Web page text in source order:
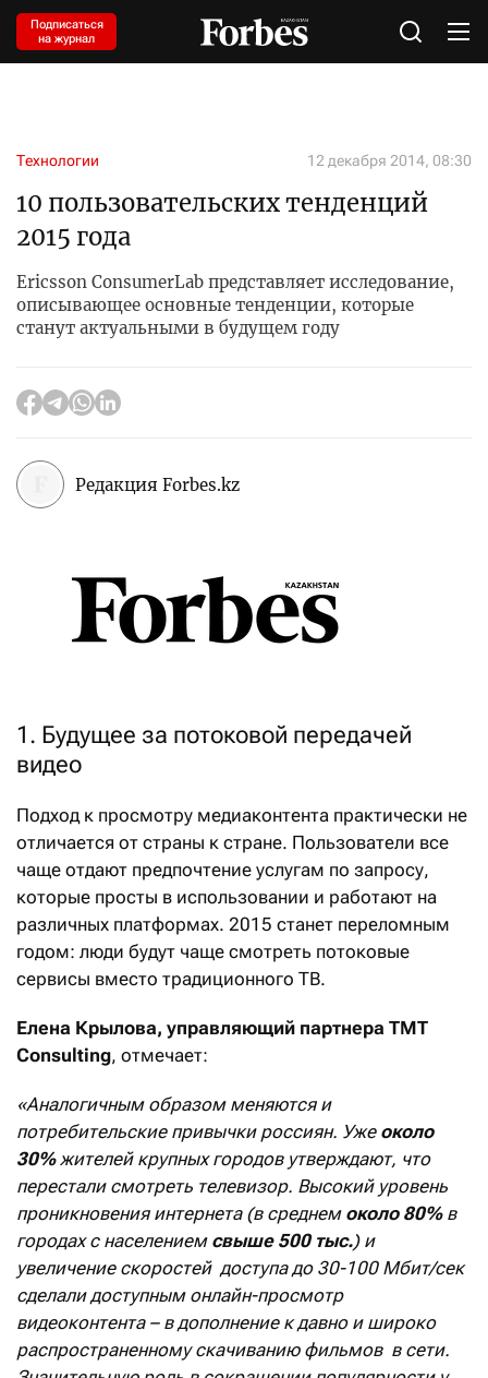
Подписаться
на журнал
Технологии 12 декабря 2014, 08:30
10 пользовательских тенденций
2015 года
Ericsson ConsumerLab представляет исследование,
описывающее основные тенденции, которые
станут актуальными в будущем году
Редакция Forbes.kz
1. Будущее за потоковой передачей
видео
Подход к просмотру медиаконтента практически не
отличается от страны к стране. Пользователи все
чаще отдают предпочтение услугам по запросу,
которые просты в использовании и работают на
различных платформах. 2015 станет переломным
годом: люди будут чаще смотреть потоковые
сервисы вместо традиционного ТВ.
Елена Крылова, управляющий партнера TMT
Consulting, отмечает:
«Аналогичным образом меняются и
потребительские привычки россиян. Уже около
30%жителей крупных городов утверждают, что
перестали смотреть телевизор. Высокий уровень
проникновения интернета (в среднем около 80%в
городах с населением свыше 500 тыс.) и
увеличение скоростей доступа до 30-100 Мбит/сек
сделали доступным онлайн-просмотр
видеоконтента – в дополнение к давно и широко
распространенному скачиванию фильмов в сети.